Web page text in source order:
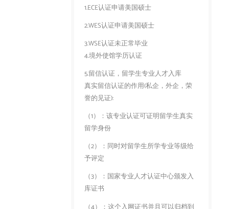
1.ECE认证申请美国硕士
2.WES认证申请美国硕士
3.WSE认证未正常毕业
4.境外使馆学历认证
5.留信认证，留学生专业人才入库
真实留信认证的作用(私企，外企，荣
誉的见证):
（1）：该专业认证可证明留学生真实
留学身份
（2）：同时对留学生所学专业等级给
予评定
（3）：国家专业人才认证中心颁发入
库证书